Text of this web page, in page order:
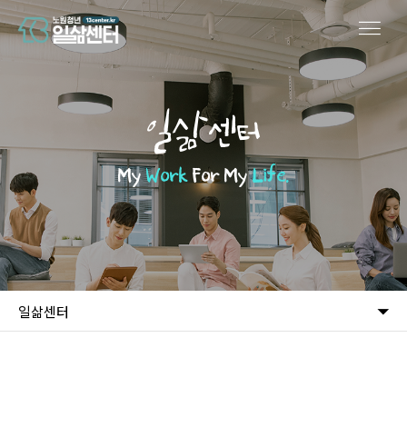
일삶센터
MyWorkFor MyLife.
일삶센터